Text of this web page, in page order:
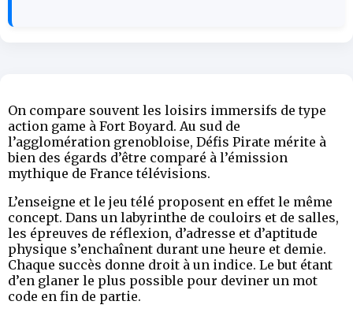
On compare souvent les loisirs immersifs de type
action game à Fort Boyard. Au sud de
l’agglomération grenobloise, Défis Pirate mérite à
bien des égards d’être comparé à l’émission
mythique de France télévisions.
L’enseigne et le jeu télé proposent en effet le même
concept. Dans un labyrinthe de couloirs et de salles,
les épreuves de réflexion, d’adresse et d’aptitude
physique s’enchaînent durant une heure et demie.
Chaque succès donne droit à un indice. Le but étant
d’en glaner le plus possible pour deviner un mot
code en fin de partie.